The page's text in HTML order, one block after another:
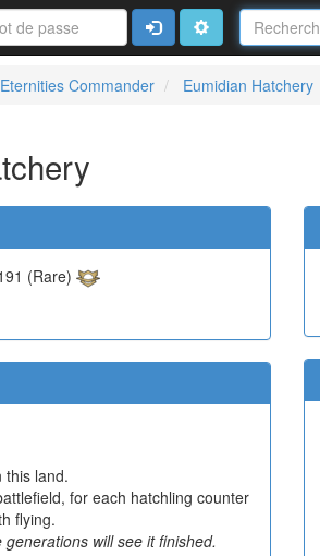
Nom
de
la
carte
ConnexionAvancé
Commander Eumidian Hatchery
(Rare)
this land.
for each hatchling counter
flying.
will see it finished.